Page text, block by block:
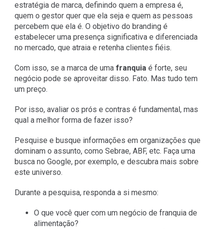
estratégia de marca, definindo quem a empresa é,
quem o gestor quer que ela seja e quem as pessoas
percebem que ela é. O objetivo do branding é
estabelecer uma presença significativa e diferenciada
no mercado, que atraia e retenha clientes fiéis.
Com isso, se a marca de uma franquia é forte, seu
negócio pode se aproveitar disso. Fato. Mas tudo tem
um preço.
Por isso, avaliar os prós e contras é fundamental, mas
qual a melhor forma de fazer isso?
Pesquise e busque informações em organizações que
dominam o assunto, como Sebrae, ABF, etc. Faça uma
busca no Google, por exemplo, e descubra mais sobre
este universo.
Durante a pesquisa, responda a si mesmo:
O que você quer com um negócio de franquia de
alimentação?